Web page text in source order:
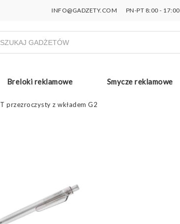
INFO@GADZETY.COM PN-PT 8:00 - 17:00
Breloki reklamowe Smycze reklamowe
przezroczysty z wkładem G2